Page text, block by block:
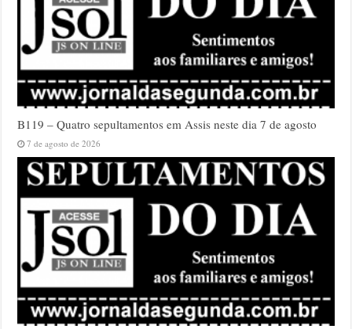
B119 – Quatro sepultamentos em Assis neste dia 7 de agosto
7 de agosto de 2026